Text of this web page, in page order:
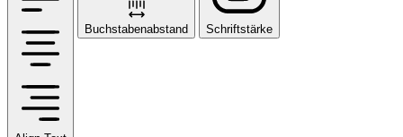
Buchstabenabstand Schriftstärke